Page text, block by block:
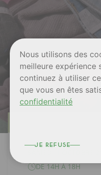
DE 14H À 18H
Nous utilisons des
meilleure expérience
continuez à utiliser
que vous en êtes
confidentialité
je refuse